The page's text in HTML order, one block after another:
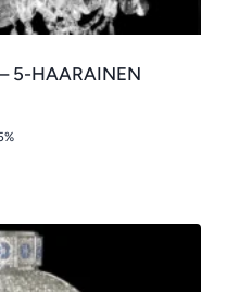
5-HAARAINEN